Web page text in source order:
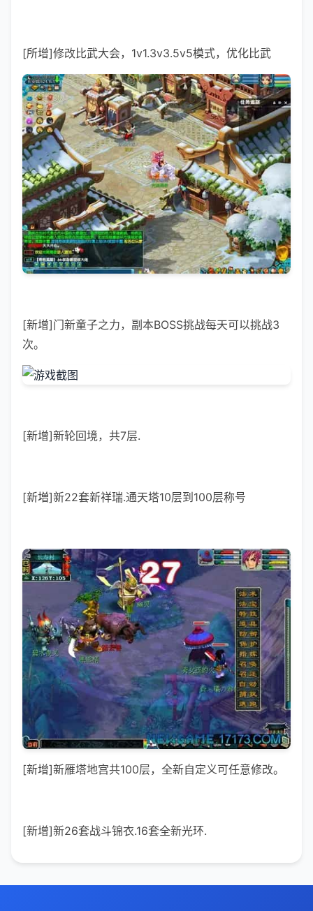
[所增]修改比武大会，1v1.3v3.5v5模式，优化比武
[新增]门新童子之力，副本BOSS挑战每天可以挑战3
次。
[新增]新轮回境，共7层.
[新増]新22套新祥瑞.通天塔10层到100层称号
[新增]新雁塔地宫共100层，全新自定义可任意修改。
[新增]新26套战斗锦衣.16套全新光环.